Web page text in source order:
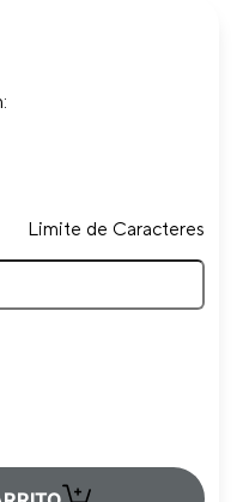
Limite de Caracteres
+